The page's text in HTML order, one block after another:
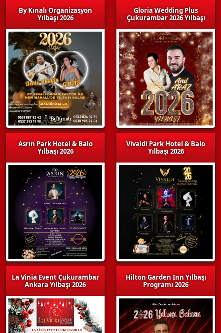
By Kınalı Organizasyon
Yılbaşı 2026
Asrın Park Hotel & Balo
Yılbaşı 2026
La Vinia Event Çukurambar
Ankara Yılbaşı 2026
Gloria Wedding Plus
Çukurambar 2026 Yılbaşı
Vivaldi Park Hotel & Balo
Yılbaşı 2026
Hilton Garden Inn Yılbaşı
Programı 2026